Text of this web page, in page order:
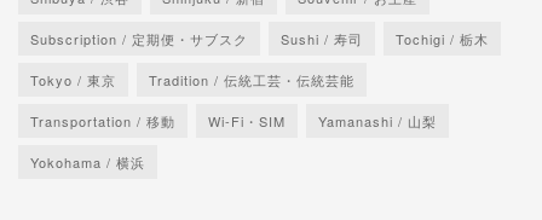
Subscription / 定期便・サブスク Sushi / 寿司 Tochigi / 栃木
Tokyo / 東京 Tradition / 伝統工芸・伝統芸能
Transportation / 移動 Wi-Fi・SIM Yamanashi / 山梨
Yokohama / 横浜